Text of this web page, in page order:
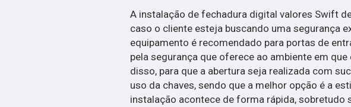
A instalação de fechadura digital valores Swift
caso o cliente esteja buscando uma segurança
equipamento é recomendado para portas de
pela segurança que oferece ao ambiente em
disso, para que a abertura seja realizada com
uso da chaves, sendo que a melhor opção é a
instalação acontece de forma rápida, sobretudo